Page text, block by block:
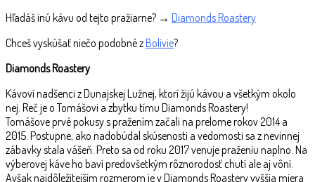
Hľadáš inú kávu od tejto pražiarne? → Diamonds Roastery
Chceš vyskúšať niečo podobné z Bolívie?
Diamonds Roastery
Kávoví nadšenci z Dunajskej Lužnej, ktorí žijú kávou a všetkým okolo
nej. Reč je o Tomášovi a zbytku tímu Diamonds Roastery!
Tomášove prvé pokusy s pražením začali na prelome rokov 2014 a
2015. Postupne, ako nadobúdal skúsenosti a vedomosti sa z nevinnej
zábavky stala vášeň. Preto sa od roku 2017 venuje praženiu naplno. Na
výberovej káve ho baví predovšetkým rôznorodosť chutí ale aj vôní.
Avšak najdôležitejším rozmerom je v Diamonds Roastery vyššia miera